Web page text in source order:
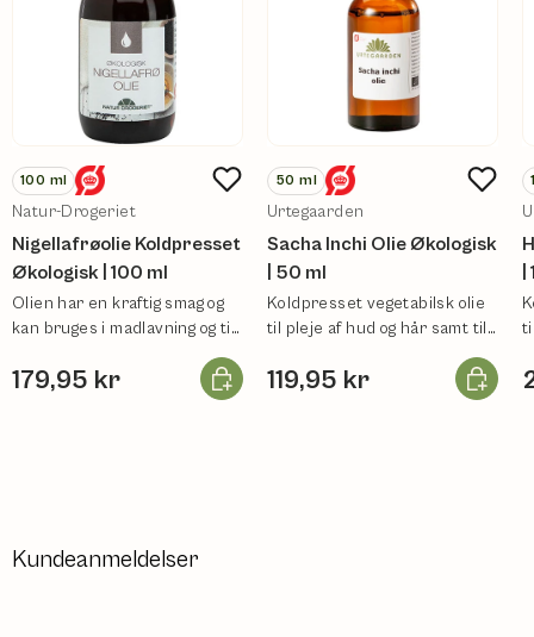
100 ml
Natur-Drogeriet
Nigellafrøolie Koldpresset
Økologisk | 100 ml
Olien har en kraftig smag og
kan bruges i madlavning og til
179,95 kr Læg i kurv
50 ml
Urtegaarden
Sacha Inchi Olie Økologisk
| 50 ml
Koldpresset vegetabilsk olie
til pleje af hud og hår samt til
119,95 kr Læg i
Kundeanmeldelser